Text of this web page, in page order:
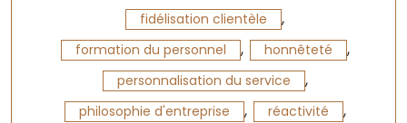
fidélisation clientèle ,
formation du personnel , honnêteté ,
personnalisation du service ,
philosophie d'entreprise , réactivité ,